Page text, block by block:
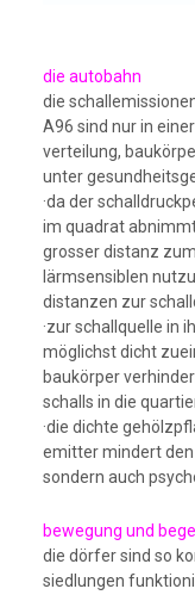
die autobahn
die
A96 sind nur in
verteilung,
unter
·da der
im quadrat
grosser distanz
lärmsensiblen
distanzen zur
·zur schallquelle in
möglichst dicht
baukörper
schalls in die
·die dichte
emitter mindert den
sondern auch
bewegung und
die dörfer sind so
siedlungen